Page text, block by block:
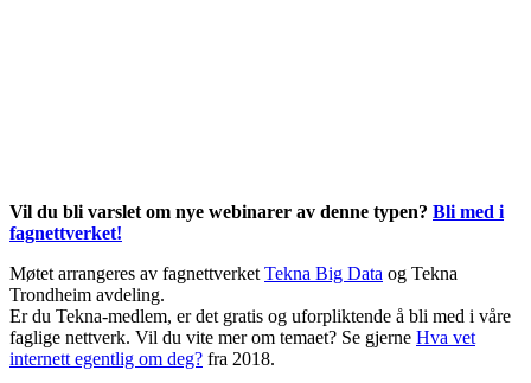
Vil du bli varslet om nye webinarer av denne typen? Bli med i
fagnettverket!
Møtet arrangeres av fagnettverket Tekna Big Data og Tekna
Trondheim avdeling.
Er du Tekna-medlem, er det gratis og uforpliktende å bli med i våre
faglige nettverk. Vil du vite mer om temaet? Se gjerne Hva vet
internett egentlig om deg? fra 2018.